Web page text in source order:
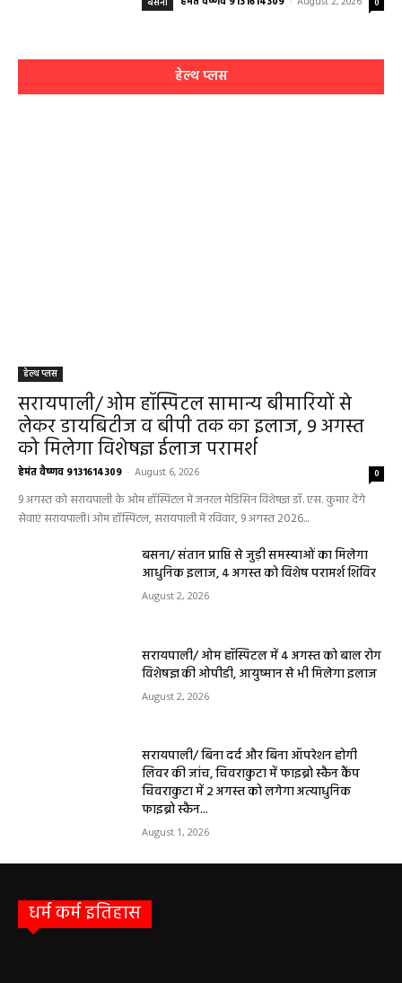
हेल्थ प्लस
हेल्थ प्लस
सरायपाली/ ओम हॉस्पिटल सामान्य बीमारियों से
लेकर डायबिटीज व बीपी तक का इलाज, 9 अगस्त
को मिलेगा विशेषज्ञ ईलाज परामर्श
हेमंत वैष्णव 9131614309 - August 6, 2026 0
9 अगस्त को सरायपाली के ओम हॉस्पिटल में जनरल मेडिसिन विशेषज्ञ डॉ. एस. कुमार देंगे
सेवाएं सरायपाली। ओम हॉस्पिटल, सरायपाली में रविवार, 9 अगस्त 2026...
बसना/ संतान प्राप्ति से जुड़ी समस्याओं का मिलेगा
आधुनिक इलाज, 4 अगस्त को विशेष परामर्श शिविर
August 2, 2026
सरायपाली/ ओम हॉस्पिटल में 4 अगस्त को बाल रोग
विशेषज्ञ की ओपीडी, आयुष्मान से भी मिलेगा इलाज
August 2, 2026
सरायपाली/ बिना दर्द और बिना ऑपरेशन होगी
लिवर की जांच, चिवराकुटा में फाइब्रो स्कैन कैंप
चिवराकुटा में 2 अगस्त को लगेगा अत्याधुनिक
फाइब्रो स्कैन...
August 1, 2026
धर्म कर्म इतिहास